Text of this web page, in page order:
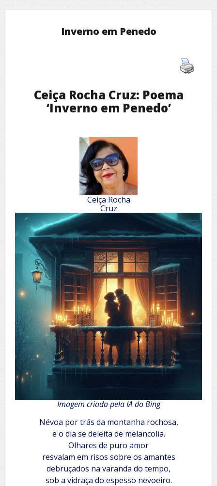
Inverno em Penedo
Ceiça Rocha Cruz: Poema
‘Inverno em Penedo’
Ceiça Rocha
Cruz
Imagem criada pela IA do Bing
Névoa por trás da montanha rochosa,
e o dia se deleita de melancolia.
Olhares de puro amor
resvalam em risos sobre os amantes
debruçados na varanda do tempo,
sob a vidraça do espesso nevoeiro.